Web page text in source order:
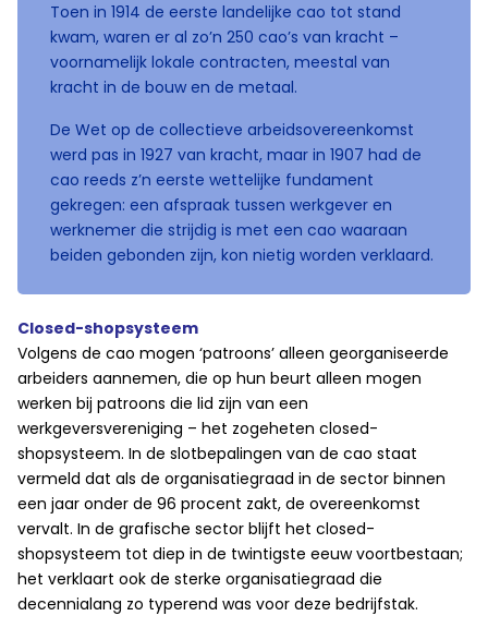
Toen in 1914 de eerste landelijke cao tot stand
kwam, waren er al zo’n 250 cao’s van kracht –
voornamelijk lokale contracten, meestal van
kracht in de bouw en de metaal.
De Wet op de collectieve arbeidsovereenkomst
werd pas in 1927 van kracht, maar in 1907 had de
cao reeds z’n eerste wettelijke fundament
gekregen: een afspraak tussen werkgever en
werknemer die strijdig is met een cao waaraan
beiden gebonden zijn, kon nietig worden verklaard.
Closed-shopsysteem
Volgens de cao mogen ‘patroons’ alleen georganiseerde
arbeiders aannemen, die op hun beurt alleen mogen
werken bij patroons die lid zijn van een
werkgeversvereniging – het zogeheten closed-
shopsysteem. In de slotbepalingen van de cao staat
vermeld dat als de organisatiegraad in de sector binnen
een jaar onder de 96 procent zakt, de overeenkomst
vervalt. In de grafische sector blijft het closed-
shopsysteem tot diep in de twintigste eeuw voortbestaan;
het verklaart ook de sterke organisatiegraad die
decennialang zo typerend was voor deze bedrijfstak.